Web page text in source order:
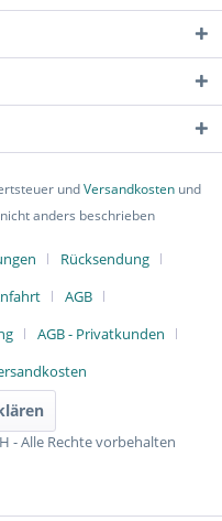
undVersandkostenund
anders beschrieben
Rücksendung
AGB
AGB - Privatkunden
- Alle Rechte vorbehalten